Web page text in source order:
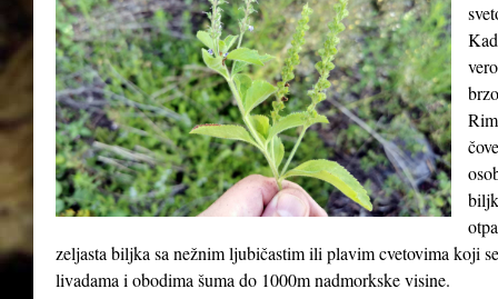
zeljasta biljka sa nežnim ljubičastim ili plavim cvetovima koji
livadama i obodima šuma do 1000m nadmorkske visine.